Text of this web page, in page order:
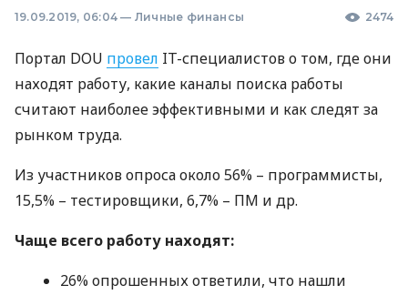
19.09.2019, 06:04 — Личные финансы 2474
Портал DOU провел IT-специалистов о том, где они
находят работу, какие каналы поиска работы
считают наиболее эффективными и как следят за
рынком труда.
Из участников опроса около 56% – программисты,
15,5% – тестировщики, 6,7% – ПМ и др.
Чаще всего работу находят:
26% опрошенных ответили, что нашли